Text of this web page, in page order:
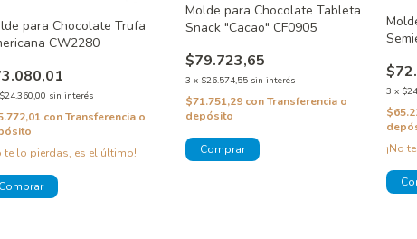
para Chocolate Trufa
CW2280
$24.360,00 sin interés
con Transferencia o
te lo pierdas, es el último!
Molde para Chocolate Tableta
Snack "Cacao" CF0905
$79.723,65
3 x $26.574,55 sin interés
$71.751,29 con Transferencia o
depósito
3 x
¡No